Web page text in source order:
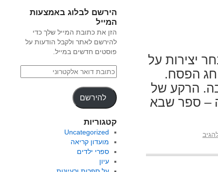
יצירות על
חג הפסח.
הרקע של
– ספר שבא
הירשם לבלוג באמצעות
המייל
הזן את כתובת המייל שלך כדי
להירשם לאתר ולקבל הודעות על
פוסטים חדשים במייל.
להירשם
קטגוריות
Uncategorized
מועדון קריאה
ספרי ילדים
עיון